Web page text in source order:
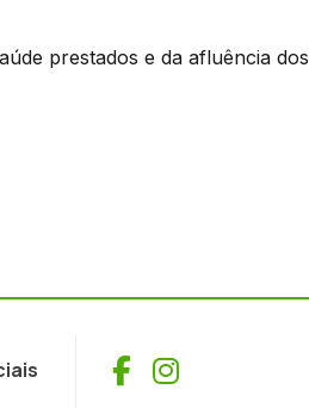
prestados e da afluência dos
Facebook
Instagram